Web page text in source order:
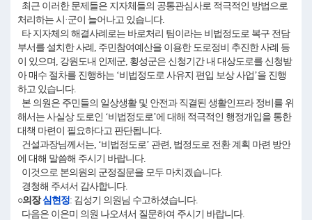
최근 이러한 문제들은 지자체들의 공통관심사로 적극적인 방법으로
처리하는 시·군이 늘어나고 있습니다.
타 지자체의 해결사례로는 바로처리 팀이라는 비법정도로 복구 전담
부서를 설치한 사례, 주민참여예산을 이용한 도로정비 추진한 사례 등
이 있으며, 강원도내 인제군, 횡성군은 신청기간 내 대상도로를 신청받
아 매수 절차를 진행하는 ‘비법정도로 사유지 편입 보상 사업’을 진행
하고 있습니다.
본 의원은 주민들의 일상생활 및 안전과 직결된 생활인프라 정비를 위
해서는 사실상 도로인 ‘비법정도로’에 대해 적극적인 행정개입을 통한
대책 마련이 필요하다고 판단됩니다.
건설과장님께서는, ‘비법정도로’ 관련, 법정도로 전환 계획 마련 방안
에 대해 말씀해 주시기 바랍니다.
이것으로 본의원의 군정질문을 모두 마치겠습니다.
경청해 주셔서 감사합니다.
○의장심현정: 김성기 의원님 수고하셨습니다.
다음은 이은미 의원 나오셔서 질문하여 주시기 바랍니다.